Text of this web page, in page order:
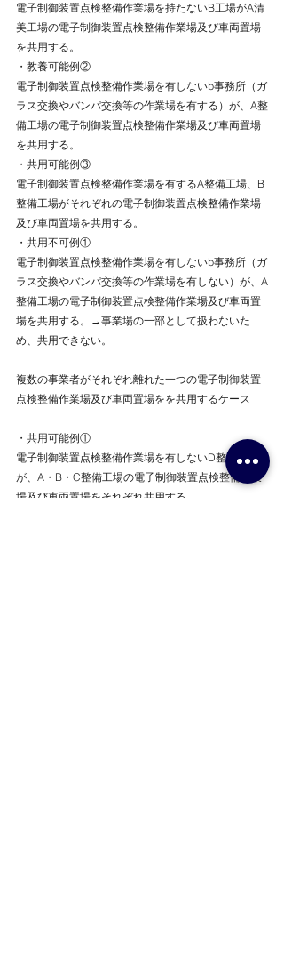
電子制御装置点検整備作業場を持たないB工場がA清
美工場の電子制御装置点検整備作業場及び車両置場
を共用する。
・教養可能例②
電子制御装置点検整備作業場を有しないb事務所（ガ
ラス交換やバンパ交換等の作業場を有する）が、A整
備工場の電子制御装置点検整備作業場及び車両置場
を共用する。
・共用可能例③
電子制御装置点検整備作業場を有するA整備工場、B
整備工場がそれぞれの電子制御装置点検整備作業場
及び車両置場を共用する。
・共用不可例①
電子制御装置点検整備作業場を有しないb事務所（ガ
ラス交換やバンパ交換等の作業場を有しない）が、A
整備工場の電子制御装置点検整備作業場及び車両置
場を共用する。→事業場の一部として扱わないた
め、共用できない。
複数の事業者がそれぞれ離れた一つの電子制御装置
点検整備作業場及び車両置場をを共用するケース
・共用可能例①
電子制御装置点検整備作業場を有しないD整備工場
が、A・B・C整備工場の電子制御装置点検整備作業
場及び車両置場をそれぞれ共用する。